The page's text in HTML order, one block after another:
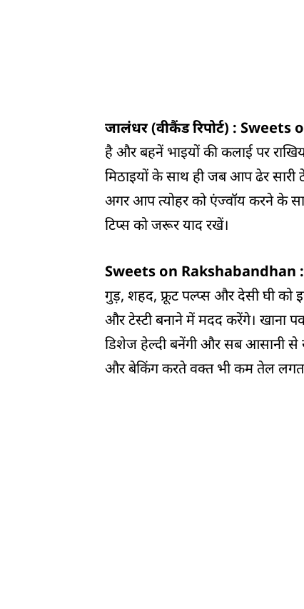
जालंधर (वीकैंड रिपोर्ट) :
है और बहनें भाइयों की कलाई पर
मिठाइयों के साथ ही जब आप ढेर
अगर आप त्योहर को एंज्वॉय करने के
टिप्स को जरूर याद रखें।
Sweets on Rakshabandhan :
गुड़, शहद, फ्रूट पल्प्स और देसी घी को
और टेस्टी बनाने में मदद करेंगे। खाना
डिशेज हेल्दी बनेंगी और सब आसानी से
और बेकिंग करते वक्त भी कम तेल लगता